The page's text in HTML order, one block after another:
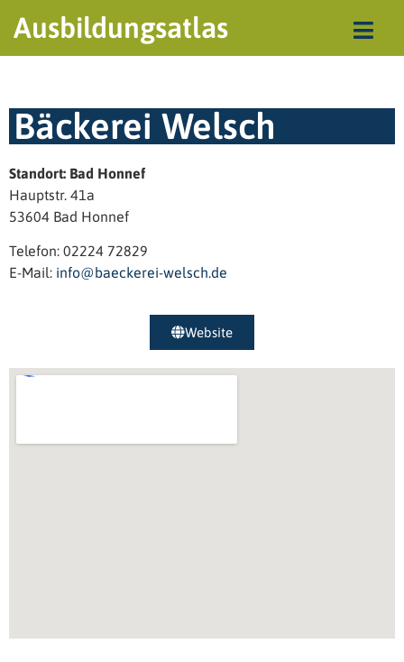
Ausbildungsatlas
Bäckerei Welsch
Standort: Bad Honnef
Hauptstr. 41a
53604 Bad Honnef
Telefon: 02224 72829
E-Mail: info@baeckerei-welsch.de
Website